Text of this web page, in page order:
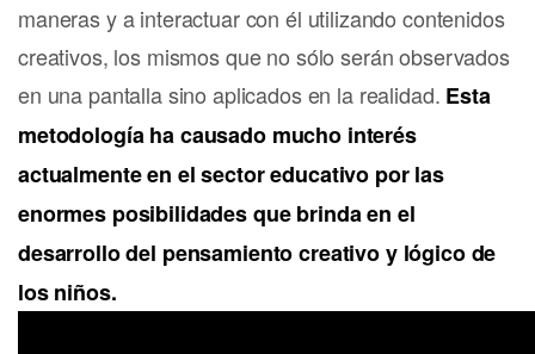
maneras y a interactuar con él utilizando contenidos
creativos, los mismos que no sólo serán observados
en una pantalla sino aplicados en la realidad. Esta
metodología ha causado mucho interés
actualmente en el sector educativo por las
enormes posibilidades que brinda en el
desarrollo del pensamiento creativo y lógico de
los niños.